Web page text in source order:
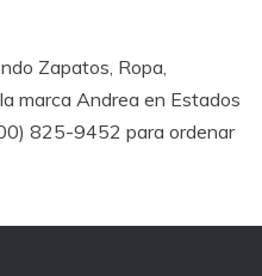
Zapatos, Ropa,
marca Andrea en Estados
825-9452 para ordenar